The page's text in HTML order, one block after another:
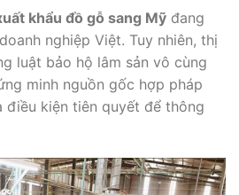
khẩu đồ gỗ sang Mỹ đang
nghiệp Việt. Tuy nhiên, thị
luật bảo hộ lâm sản vô cùng
minh nguồn gốc hợp pháp
điều kiện tiên quyết để thông